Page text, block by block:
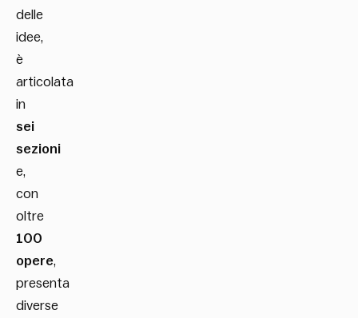
delle
idee,
è
articolata
in
sei
sezioni
e,
con
oltre
100
opere,
presenta
diverse